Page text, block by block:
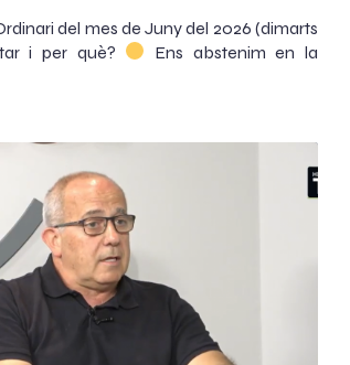
del mes de Juny del 2026 (dimarts
i per què?
Ens abstenim en la